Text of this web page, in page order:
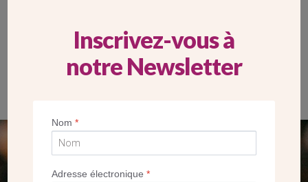
SEUL VOTRE DON
NOUS PERMET D’AGIR
Inscrivez-vous à
notre Newsletter
Nom*
Adresse électronique*